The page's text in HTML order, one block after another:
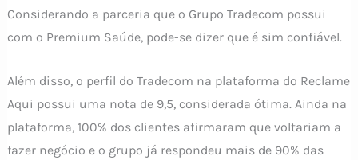
Considerando a parceria que o Grupo Tradecom possui
com o Premium Saúde, pode-se dizer que é sim confiável.
Além disso, o perfil do Tradecom na plataforma do Reclame
Aqui possui uma nota de 9,5, considerada ótima. Ainda na
plataforma, 100% dos clientes afirmaram que voltariam a
fazer negócio e o grupo já respondeu mais de 90% das